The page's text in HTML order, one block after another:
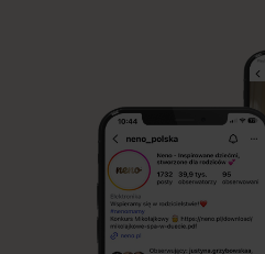
mogą być wymagające. W Neno
zasługuje na wsparcie, dlatego
ułatwiają przygodę z laktacją i